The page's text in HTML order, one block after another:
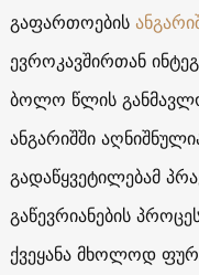
გაფართოების
ევროკავშირთან
ბოლო წლის
ანგარიშში
გადაწყვეტილებამ
გაწევრიანების
ქვეყანა მხოლოდ